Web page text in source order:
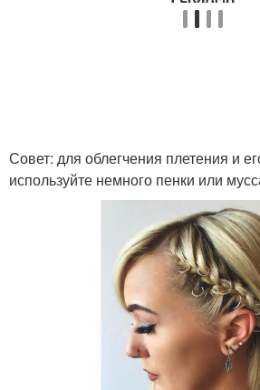
Совет: для облегчения плетения и
используйте немного пенки или